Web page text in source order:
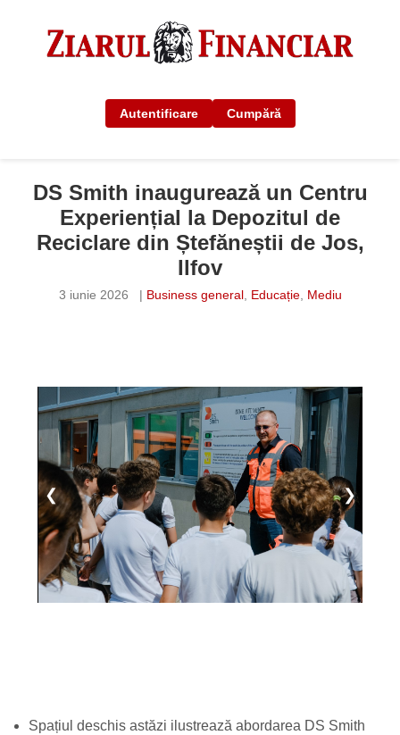
Autentificare Cumpără
DS Smith inaugurează un Centru
Experiențial la Depozitul de
Reciclare din Ștefăneștii de Jos,
Ilfov
3 iunie 2026 | Business general, Educație, Mediu
❮ ❯
Spațiul deschis astăzi ilustrează abordarea DS Smith